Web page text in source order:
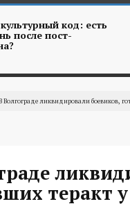
код: есть
после пост-
Волгограде ликвидировали боевиков,
теракт